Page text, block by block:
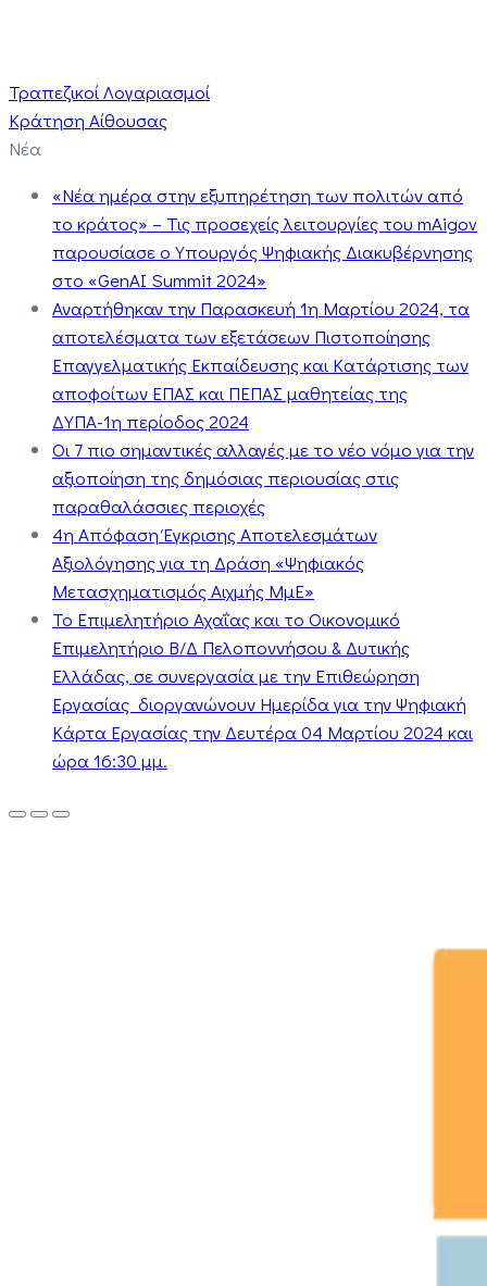
Τραπεζικοί Λογαριασμοί
Κράτηση Αίθουσας
Νέα
«Νέα ημέρα στην εξυπηρέτηση των πολιτών από
το κράτος» – Τις προσεχείς λειτουργίες του mAigov
παρουσίασε ο Υπουργός Ψηφιακής Διακυβέρνησης
στο «GenAI Summit 2024»
Αναρτήθηκαν την Παρασκευή 1η Μαρτίου 2024, τα
αποτελέσματα των εξετάσεων Πιστοποίησης
Επαγγελματικής Εκπαίδευσης και Κατάρτισης των
αποφοίτων ΕΠΑΣ και ΠΕΠΑΣ μαθητείας της
ΔΥΠΑ-1η περίοδος 2024
Οι 7 πιο σημαντικές αλλαγές με το νέο νόμο για την
αξιοποίηση της δημόσιας περιουσίας στις
παραθαλάσσιες περιοχές
4η Απόφαση Έγκρισης Αποτελεσμάτων
Αξιολόγησης για τη Δράση «Ψηφιακός
Μετασχηματισμός Αιχμής ΜμΕ»
Το Επιμελητήριο Αχαΐας και το Οικονομικό
Επιμελητήριο Β/Δ Πελοποννήσου & Δυτικής
Ελλάδας, σε συνεργασία με την Επιθεώρηση
Εργασίας διοργανώνουν Ημερίδα για την Ψηφιακή
Κάρτα Εργασίας την Δευτέρα 04 Μαρτίου 2024 και
ώρα 16:30 μμ.